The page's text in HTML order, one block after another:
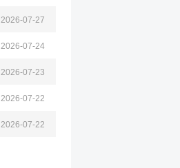
2026-07-27
2026-07-24
2026-07-23
2026-07-22
2026-07-22